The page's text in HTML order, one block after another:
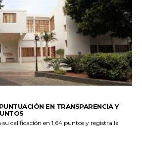
EN TRANSPARENCIA Y
calificación en 1,64 puntos y registra la